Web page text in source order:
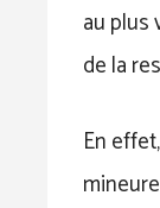
au plus
de la
En